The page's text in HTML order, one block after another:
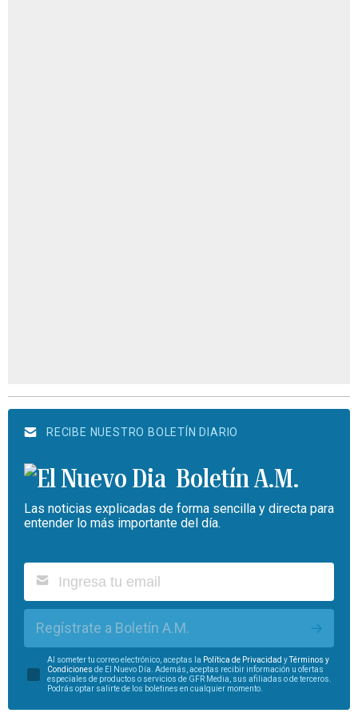
RECIBE NUESTRO BOLETÍN DIARIO
Boletín A.M.
Las noticias explicadas de forma sencilla y directa para
entender lo más importante del día.
Regístrate a Boletín A.M.
Al someter tu correo electrónico, aceptas la Política de Privacidad yTérminos y
Condiciones de El Nuevo Día. Además, aceptas recibir información u ofertas
especiales de productos o servicios de GFR Media, sus afiliadas o de terceros.
Podrás optar salirte de los boletines en cualquier momento.